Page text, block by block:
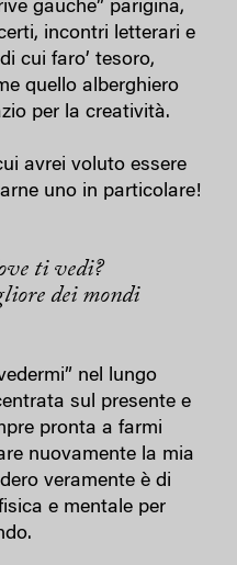
gauche” parigina,
incontri letterari e
cui faro’ tesoro,
quello alberghiero
per la creatività.
avrei voluto essere
uno in particolare!
ti vedi?
dei mondi
nel lungo
sul presente e
pronta a farmi
nuovamente la mia
veramente è di
e mentale per